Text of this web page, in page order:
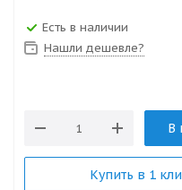
Есть в наличии
Нашли дешевле?
В
Купить в 1